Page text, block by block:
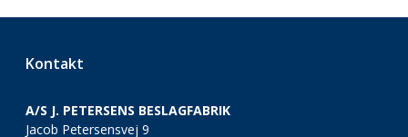
Kontakt
A/S J. PETERSENS BESLAGFABRIK
Jacob Petersensvej 9